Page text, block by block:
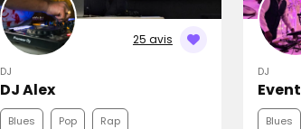
Pop
25 avis
DJ
DJ Alex
Blues Pop Rap
DJ
Blues